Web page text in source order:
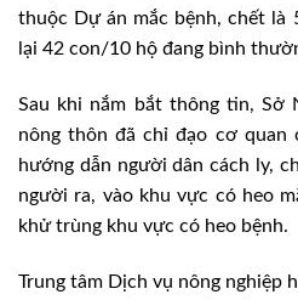
thuộc Dự án mắc bệnh, chết là
lại 42 con/10 hộ đang bình
Sau khi nắm bắt thông tin, Sở
nông thôn đã chỉ đạo cơ quan
hướng dẫn người dân cách ly,
người ra, vào khu vực có heo
khử trùng khu vực có heo bệnh.
Trung tâm Dịch vụ nông nghiệp